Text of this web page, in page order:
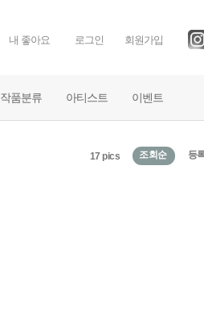
내 좋아요 로그인 회원가입
작품분류 아티스트 이벤트
17 pics 조회순 등